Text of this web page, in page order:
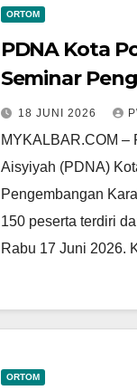
ORTOM
PDNA Kota
Seminar
Anak,
Empati di Era
18 JUNI 2026
MYKALBAR.COM –
Aisyiyah (PDNA)
Pengembangan
150 peserta terdiri
Rabu 17 Juni 2026.
ORTOM